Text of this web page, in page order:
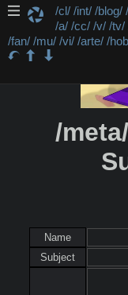
/cl/ /int/ /blog/
/a/ /cc/ /v/ /tv/
/fan/ /mu/ /vi/ /arte/ /
/
Name
Subject